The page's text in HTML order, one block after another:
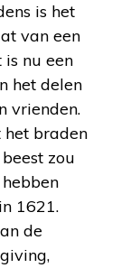
is het
van een
is nu een
het delen
vrienden.
het braden
zou
1621.
de